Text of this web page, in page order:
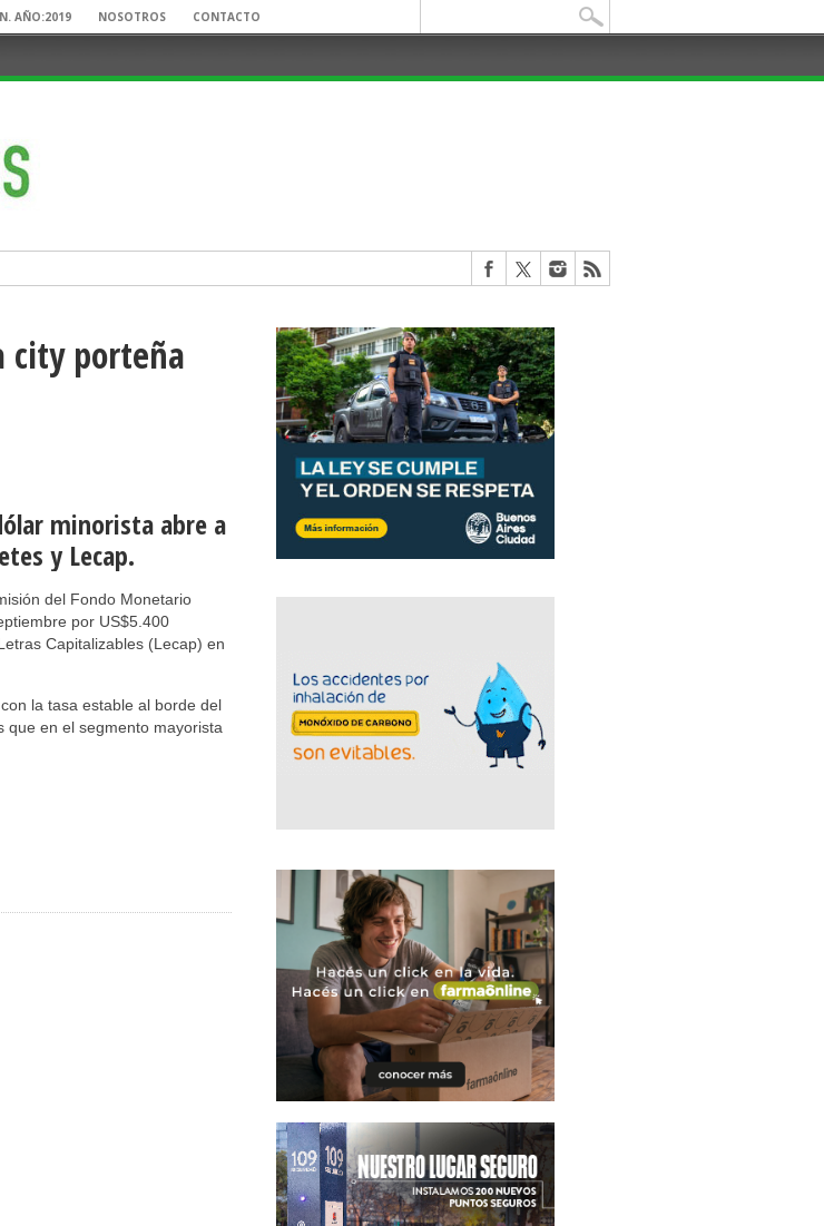
AÑO:2019 NOSOTROS CONTACTO
city porteña
minorista abre a
y Lecap.
del Fondo Monetario
por US$5.400
Capitalizables (Lecap) en
la tasa estable al borde del
que en el segmento mayorista